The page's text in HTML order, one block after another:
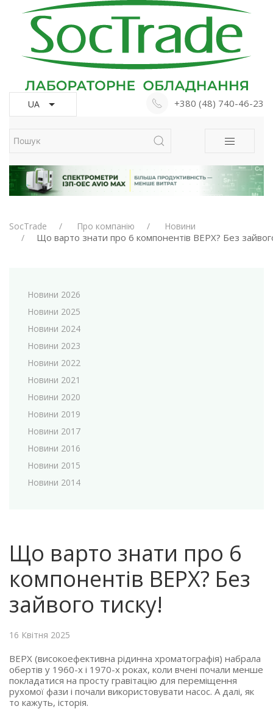
UA +380 (48) 740-46-23
SocTrade Про компанію Новини
Що варто знати про 6 компонентів ВЕРХ? Без
Новини 2026
Новини 2025
Новини 2024
Новини 2023
Новини 2022
Новини 2021
Новини 2020
Новини 2019
Новини 2017
Новини 2016
Новини 2015
Новини 2014
Що варто знати про 6
компонентів ВЕРХ? Без
зайвого тиску!
16 Квітня 2025
ВЕРХ (високоефективна рідинна хроматографія) набрала
обертів у 1960-х і 1970-х роках, коли вчені почали менше
покладатися на просту гравітацію для переміщення
рухомої фази і почали використовувати насос. А далі, як
то кажуть, історія.